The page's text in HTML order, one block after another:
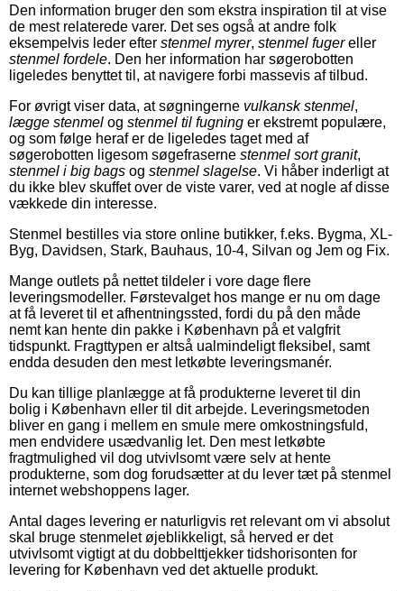
Den information bruger den som ekstra inspiration til at vise
de mest relaterede varer. Det ses også at andre folk
eksempelvis leder efter stenmel myrer, stenmel fugereller
stenmel fordele. Den her information har søgerobotten
ligeledes benyttet til, at navigere forbi massevis af tilbud.
For øvrigt viser data, at søgningerne vulkansk stenmel,
lægge stenmel og stenmel til fugning er ekstremt populære,
og som følge heraf er de ligeledes taget med af
søgerobotten ligesom søgefraserne stenmel sort granit,
stenmel i big bags og stenmel slagelse. Vi håber inderligt at
du ikke blev skuffet over de viste varer, ved at nogle af disse
vækkede din interesse.
Stenmel bestilles via store online butikker, f.eks. Bygma, XL-
Byg, Davidsen, Stark, Bauhaus, 10-4, Silvan og Jem og Fix.
Mange outlets på nettet tildeler i vore dage flere
leveringsmodeller. Førstevalget hos mange er nu om dage
at få leveret til et afhentningssted, fordi du på den måde
nemt kan hente din pakke i København på et valgfrit
tidspunkt. Fragttypen er altså ualmindeligt fleksibel, samt
endda desuden den mest letkøbte leveringsmanér.
Du kan tillige planlægge at få produkterne leveret til din
bolig i København eller til dit arbejde. Leveringsmetoden
bliver en gang i mellem en smule mere omkostningsfuld,
men endvidere usædvanlig let. Den mest letkøbte
fragtmulighed vil dog utvivlsomt være selv at hente
produkterne, som dog forudsætter at du lever tæt på stenmel
internet webshoppens lager.
Antal dages levering er naturligvis ret relevant om vi absolut
skal bruge stenmelet øjeblikkeligt, så herved er det
utvivlsomt vigtigt at du dobbelttjekker tidshorisonten for
levering for København ved det aktuelle produkt.